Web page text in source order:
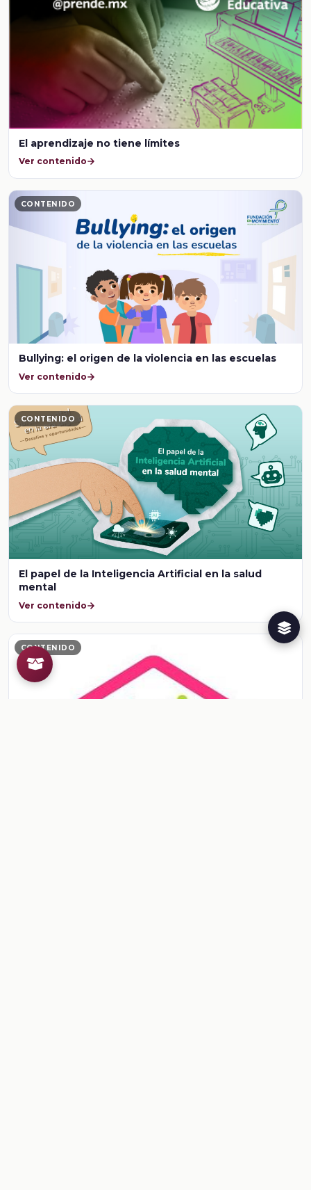
El aprendizaje no tiene límites
Ver contenido
CONTENIDO
Bullying: el origen de la violencia en las escuelas
Ver contenido
CONTENIDO
El papel de la Inteligencia Artificial en la salud
mental
Ver contenido
CONTENIDO